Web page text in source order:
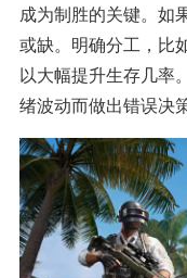
成为制胜的关键。如
或缺。明确分工，比
以大幅提升生存几率
绪波动而做出错误决策